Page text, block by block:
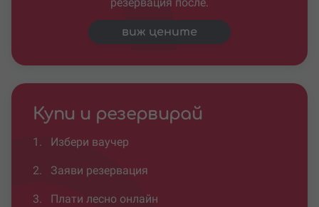
виж цените
Купи и резервирай
1. Избери ваучер
2. Заяви резервация
3. Плати лесно онлайн